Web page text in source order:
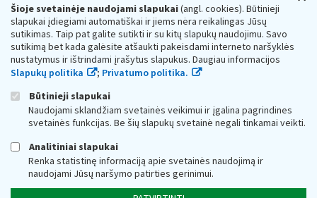
Šioje svetainėje naudojami slapukai(angl. cookies). Būtinieji
slapukai įdiegiami automatiškai ir jiems nėra reikalingas Jūsų
sutikimas. Taip pat galite sutikti ir su kitų slapukų naudojimu. Savo
sutikimą bet kada galėsite atšaukti pakeisdami interneto naršyklės
nustatymus ir ištrindami įrašytus slapukus. Daugiau informacijos
Slapukų politika
; Privatumo politika.
Būtinieji slapukai
Naudojami sklandžiam svetainės veikimui ir įgalina pagrindines
svetainės funkcijas. Be šių slapukų svetainė negali tinkamai veikti.
Analitiniai slapukai
Renka statistinę informaciją apie svetainės naudojimą ir
naudojami Jūsų naršymo patirties gerinimui.
Respublikos finansų ministerijos
Biudžetinė įstaiga. Juridinio asmens kodas — 188659752,
adresas: Vasario 16-osios g. 14, 01107 Vilnius, Lietuva, el.paštas:
vmi@vmi.lt, E. pristatymo dėžutės adresas 188659752
Duomenys apie Valstybinę mokesčių inspekciją prie Lietuvos
Respublikos finansų ministerijos kaupiami ir saugomi Juridinių